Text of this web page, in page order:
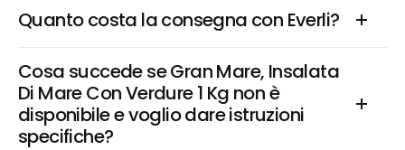
Quanto costa la consegna con Everli?
Cosa succede se Gran Mare, Insalata
Di Mare Con Verdure 1 Kg non è
disponibile e voglio dare istruzioni
specifiche?